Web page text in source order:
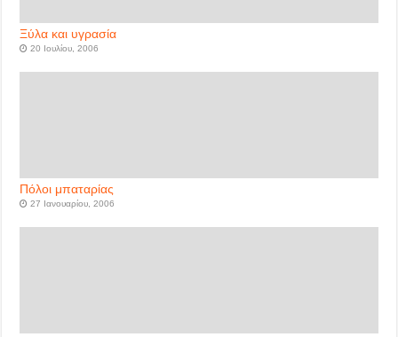
Ξύλα και υγρασία
20 Ιουλίου, 2006
Πόλοι μπαταρίας
27 Ιανουαρίου, 2006